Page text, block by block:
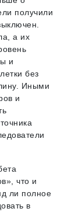
получили
а их
и
без
Иными
и
что и
ли полное
в